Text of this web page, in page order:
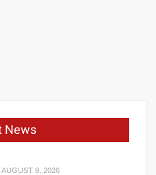
News
AUGUST 9, 2026